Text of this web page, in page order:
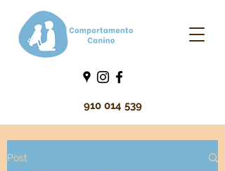
910 014 539
Post